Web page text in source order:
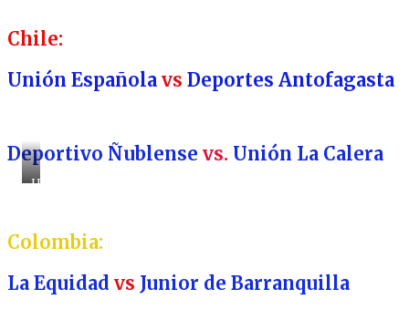
Chile:
Unión Española vs Deportes Antofagasta
Deportivo Ñublense vs. Unión La Calera
Unión
Colombia:
La Equidad vs Junior de Barranquilla